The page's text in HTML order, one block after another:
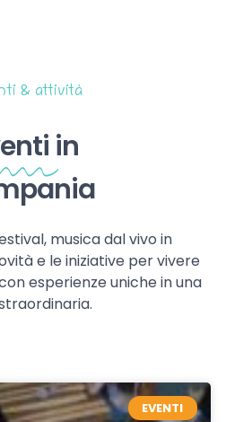
& attività
in
musica dal vivo in
e le iniziative per vivere
esperienze uniche in una
EVENTI